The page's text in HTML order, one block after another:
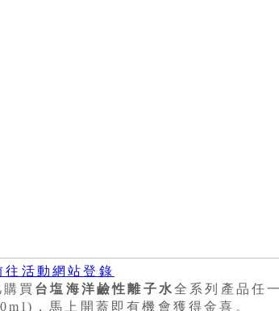
往活動網站登錄
買 台塩 海洋鹼性離子水全系列產品任
，馬上開蓋即有機會獲得金喜。